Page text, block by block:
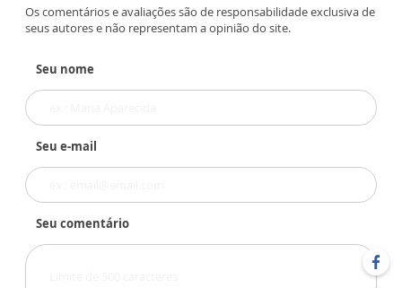
Os comentários e avaliações são de responsabilidade exclusiva de
seus autores e não representam a opinião do site.
Seu nome
Seu e-mail
Seu comentário